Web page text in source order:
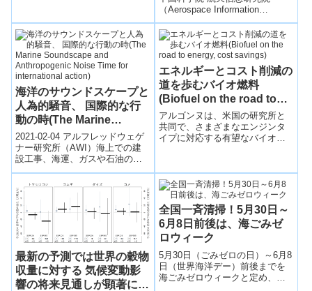
（Aerospace Information
Research Institute）の梁東博...
海洋のサウンドスケープと
人為的騒音、 国際的な行
動の時(The Marine
Soundscape and
Anthropogenic Noise
Time for international
action)
2021-02-04 アルフレッドウェゲ
ナー研究所（AWI）海上での建
設工事、海運、ガスや石油の採
掘により、海はますます大きく
なっています。包括的な国際研
究によ...
エネルギーとコスト削減の
道を歩むバイオ燃料
(Biofuel on the road to
energy, cost savings)
アルゴンヌは、米国の研究所と
共同で、さまざまなエンジンタ
イプに対応する有望なバイオ燃
最新の予測では世界の穀物
収量に対する 気候変動影
響の将来見通しが顕著に悪
全国一斉清掃！5月30日～
6月8日前後は、海ごみゼ
ロウィーク
5月30日（ごみゼロの日）～6月8
日（世界海洋デー）前後までを
海ごみゼロウィークと定め、日